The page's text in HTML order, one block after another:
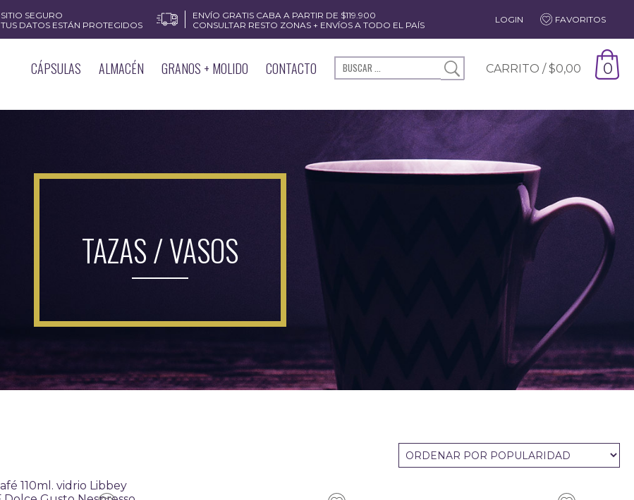
SITIO SEGURO
TUS DATOS ESTÁN PROTEGIDOS
ENVÍO GRATIS CABA A PARTIR DE $119.900
CONSULTAR RESTO ZONAS + ENVÍOS A TODO EL PAÍS
LOGIN FAVORITOS
CARRITO /$0,00 0
CÁPSULAS ALMACÉN GRANOS + MOLIDO CONTACTO
TAZAS / VASOS